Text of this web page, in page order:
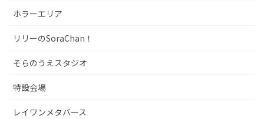
ホラーエリア
リリーのSoraChan！
そらのうえスタジオ
特設会場
レイワンメタバース